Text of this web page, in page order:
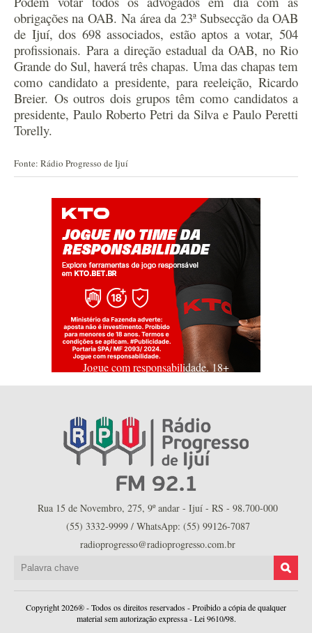
obrigações na OAB. Na área da 23ª Subsecção da OAB
de Ijuí, dos 698 associados, estão aptos a votar, 504
profissionais. Para a direção estadual da OAB, no Rio
Grande do Sul, haverá três chapas. Uma das chapas tem
como candidato a presidente, para reeleição, Ricardo
Breier. Os outros dois grupos têm como candidatos a
presidente, Paulo Roberto Petri da Silva e Paulo Peretti
Torelly.
Fonte: Rádio Progresso de Ijuí
Jogue com responsabilidade. 18+
Rua 15 de Novembro, 275, 9º andar - Ijuí - RS - 98.700-000
(55) 3332-9999 / WhatsApp: (55) 99126-7087
radioprogresso@radioprogresso.com.br
Copyright 2026® - Todos os direitos reservados - Proibido a cópia de qualquer
material sem autorização expressa - Lei 9610/98.